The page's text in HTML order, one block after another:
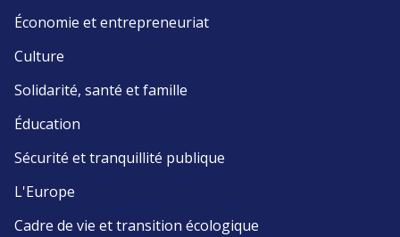
Économie et entrepreneuriat
Culture
Solidarité, santé et famille
Éducation
Sécurité et tranquillité publique
L'Europe
Cadre de vie et transition écologique